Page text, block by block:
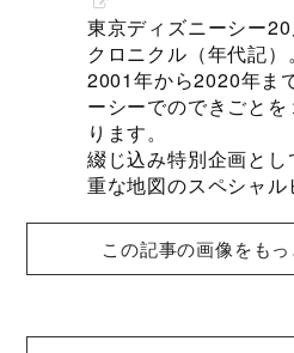
東京ディズニーシー
クロニクル（年代記）。
2001年から2020年ま
ーシーでのできごと
ります。
綴じ込み特別企画と
重な地図のスペシャ
この記事の画像をもっ